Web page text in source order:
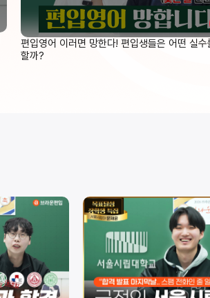
편입영어 이러면 망한다! 편입생들은 어떤 실수
할까?